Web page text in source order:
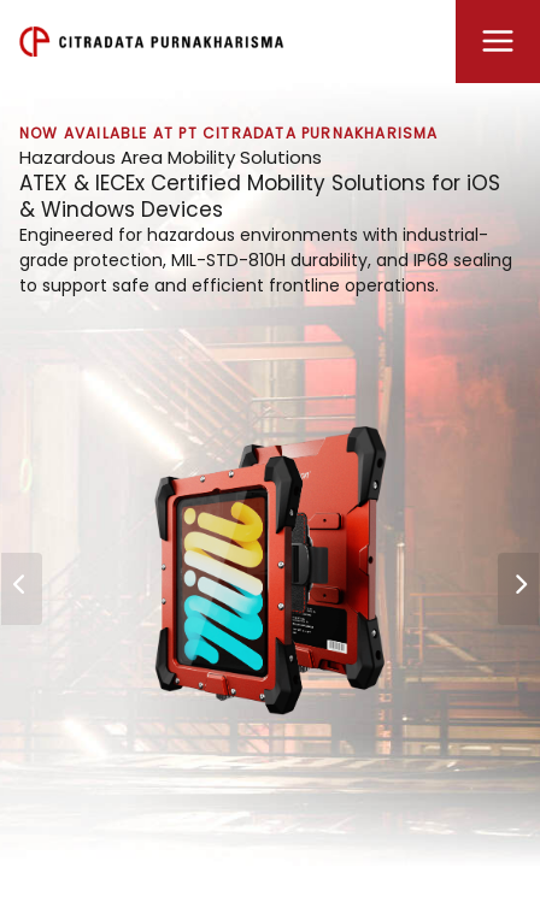
NOW AVAILABLE AT PT CITRADATA PURNAKHARISMA
Hazardous Area Mobility Solutions
ATEX & IECEx Certified Mobility Solutions for iOS
& Windows Devices
Engineered for hazardous environments with industrial-
grade protection, MIL-STD-810H durability, and IP68 sealing
to support safe and efficient frontline operations.